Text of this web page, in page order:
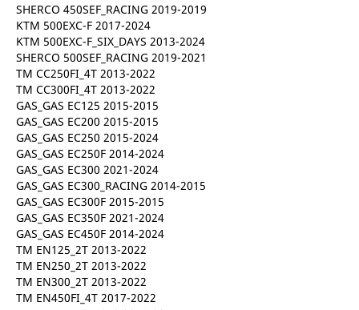
SHERCO 450SEF_RACING 2019-2019
KTM 500EXC-F 2017-2024
KTM 500EXC-F_SIX_DAYS 2013-2024
SHERCO 500SEF_RACING 2019-2021
TM CC250FI_4T 2013-2022
TM CC300FI_4T 2013-2022
GAS_GAS EC125 2015-2015
GAS_GAS EC200 2015-2015
GAS_GAS EC250 2015-2024
GAS_GAS EC250F 2014-2024
GAS_GAS EC300 2021-2024
GAS_GAS EC300_RACING 2014-2015
GAS_GAS EC300F 2015-2015
GAS_GAS EC350F 2021-2024
GAS_GAS EC450F 2014-2024
TM EN125_2T 2013-2022
TM EN250_2T 2013-2022
TM EN300_2T 2013-2022
TM EN450FI_4T 2017-2022